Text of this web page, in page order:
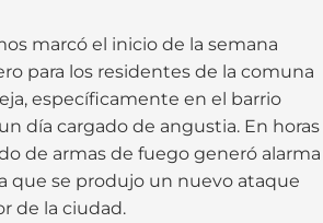
marcó el inicio de la semana
para los residentes de la comuna
específicamente en el barrio
día cargado de angustia. En horas
de armas de fuego generó alarma
que se produjo un nuevo ataque
de la ciudad.